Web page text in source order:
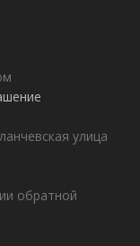
улица
обратной